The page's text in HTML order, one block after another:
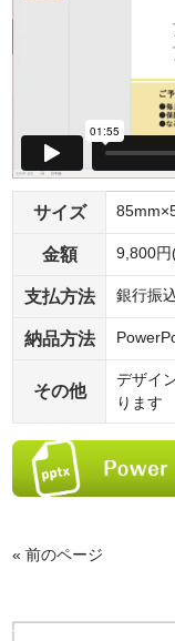
サイズ
金額 9,800円
支払方法 銀行振
納品方法
その他
デザイ
ります
« 前のページ
一般